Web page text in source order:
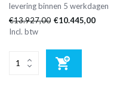
levering binnen 5 werkdagen
€13.927,00 €10.445,00
Incl. btw